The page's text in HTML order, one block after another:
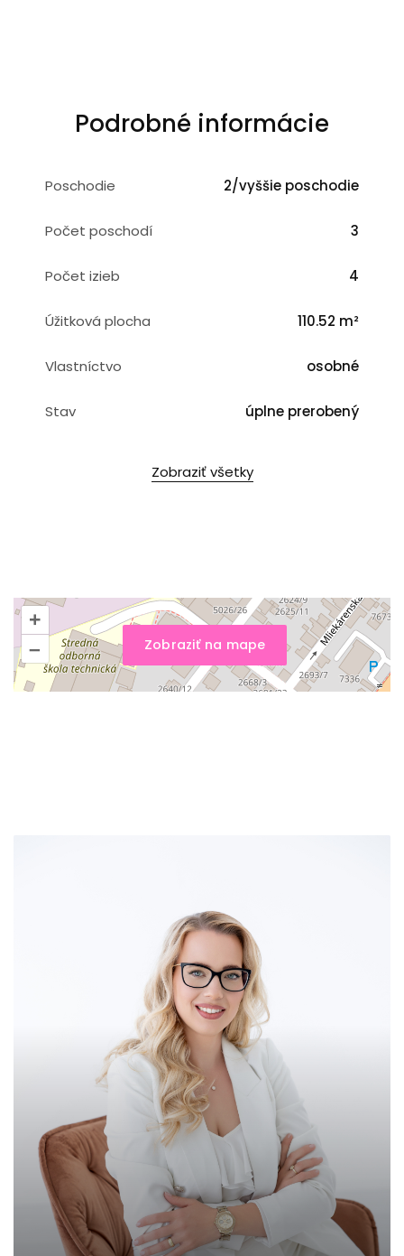
Podrobné informácie
Poschodie 2/vyššie poschodie
Počet poschodí 3
Počet izieb 4
Úžitková plocha 110.52 m²
Vlastníctvo osobné
Stav úplne prerobený
Zobraziť všetky
Zobraziť na mape
+
–